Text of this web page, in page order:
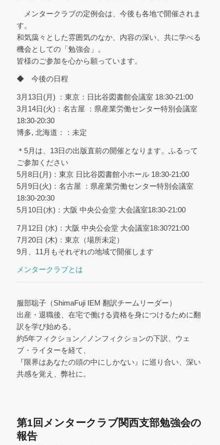
メンタークラブの定例会は、今後も各地で開催されま
す。
和気藹々とした雰囲気のなか、内容の深い、共に学べる
機会としての「勉強会」。
皆様のご参加を心から願っています。
◆ 今後の日程
3月13日(月) ：東京：日比谷図書館会議室 18:30-21:00
3月14日(火)：名古屋 ：県産業労働センター特別会議室
18:30-20:30
博多, 北海道：：未定
＊5月は、13日の出版直前の開催となります。ふるって
ご参加ください
5月8日(月)：東京 日比谷図書館小ホール 18:30-21:00
5月9日(火)：名古屋 ：県産業労働センター特別会議室
18:30-20:30
5月10日(水)：大阪 中央公会堂 大会議室18:30-21:00
7月12日 (水)：大阪 中央公会堂 大会議室18:30?21:00
7月20日 (木)：東京（場所未定）
9月、11月もそれぞれの地域で開催します
メンタークラブとは
服部聡子（ShimaFuji IEM 翻訳チームリーダー）
出産・退職後、在宅で働ける資格を身につけるために翻
訳を学び始める。
約5年フィクション／ノンフィクションの下訳、ウェ
ブ・ライターを経て、
『限界はあなたの頭の中にしかない』に巡り合い、深い
共感を覚え、弊社に。
第1回メンタークラブ関西支部勉強会の
報告